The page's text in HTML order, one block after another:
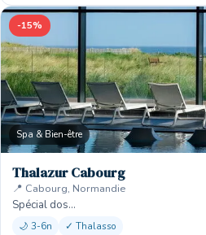
-15%
Spa & Bien-être
Thalazur Cabourg
📍 Cabourg, Normandie
Spécial dos…
🌙 3-6n ✓ Thalasso